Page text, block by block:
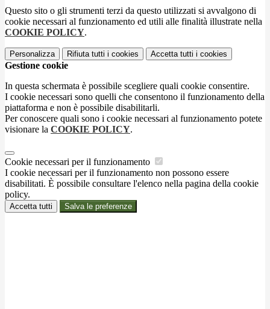
Questo sito o gli strumenti terzi da questo utilizzati si avvalgono di
cookie necessari al funzionamento ed utili alle finalità illustrate nella
COOKIE POLICY.
Personalizza Rifiuta tutti i cookies Accetta tutti i cookies
Gestione cookie
In questa schermata è possibile scegliere quali cookie consentire.
I cookie necessari sono quelli che consentono il funzionamento della
piattaforma e non è possibile disabilitarli.
Per conoscere quali sono i cookie necessari al funzionamento potete
visionare la COOKIE POLICY.
Cookie necessari per il funzionamento
I cookie necessari per il funzionamento non possono essere
disabilitati. È possibile consultare l'elenco nella pagina della cookie
policy.
Accetta tutti Salva le preferenze